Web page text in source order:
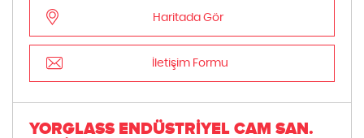
Haritada Gör
İletişim Formu
YORGLASS ENDÜSTRİYEL CAM SAN.